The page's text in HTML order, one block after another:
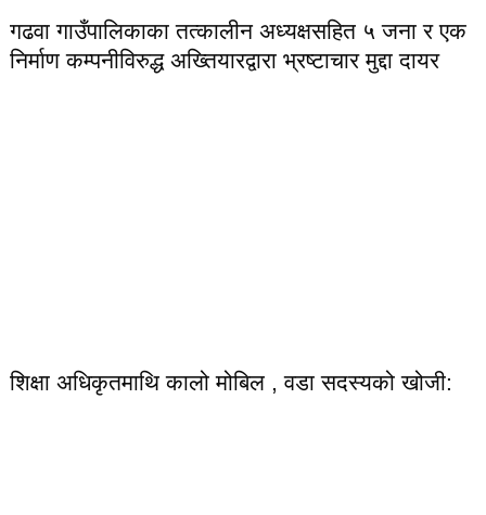
गढवा गाउँपालिकाका तत्कालीन अध्यक्षसहित ५ जना र एक
निर्माण कम्पनीविरुद्ध अख्तियारद्वारा भ्रष्टाचार मुद्दा दायर
शिक्षा अधिकृतमाथि कालो मोबिल , वडा सदस्यको खोजी: